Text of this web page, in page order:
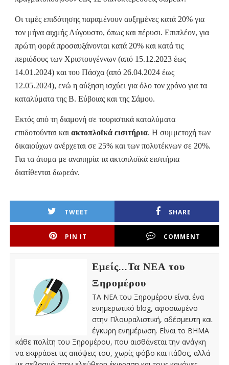
Οι τιμές επιδότησης παραμένουν αυξημένες κατά 20% για
τον μήνα αιχμής Αύγουστο, όπως και πέρυσι. Επιπλέον, για
πρώτη φορά προσαυξάνονται κατά 20% και κατά τις
περιόδους των Χριστουγέννων (από 15.12.2023 έως
14.01.2024) και του Πάσχα (από 26.04.2024 έως
12.05.2024), ενώ η αύξηση ισχύει για όλο τον χρόνο για τα
καταλύματα της Β. Εύβοιας και της Σάμου.
Εκτός από τη διαμονή σε τουριστικά καταλύματα
επιδοτούνται και ακτοπλοϊκά εισιτήρια. Η συμμετοχή των
δικαιούχων ανέρχεται σε 25% και των πολυτέκνων σε 20%.
Για τα άτομα με αναπηρία τα ακτοπλοϊκά εισιτήρια
διατίθενται δωρεάν.
TWEET SHARE
PIN IT COMMENT
Εμείς...Τα ΝΕΑ του
Ξηρομέρου
ΤΑ ΝΕΑ του Ξηρομέρου είναι ένα
ενημερωτικό blog, αφοσιωμένο
στην Πλουραλιστική, αδέσμευτη και
έγκυρη ενημέρωση. Είναι το ΒΗΜΑ
κάθε πολίτη του Ξηρομέρου, που αισθάνεται την ανάγκη
να εκφράσει τις απόψεις του, χωρίς φόβο και πάθος, αλλά